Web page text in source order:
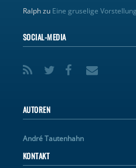
Ralphzu Eine gruselige Vorstellung
SOCIAL-MEDIA
AUTOREN
André Tautenhahn
KONTAKT